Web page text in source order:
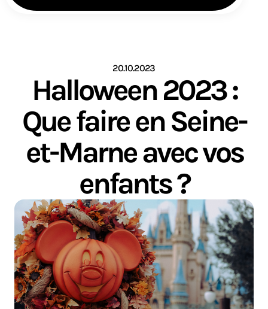
20.10.2023
Halloween 2023 :
Que faire en Seine-
et-Marne avec vos
enfants ?